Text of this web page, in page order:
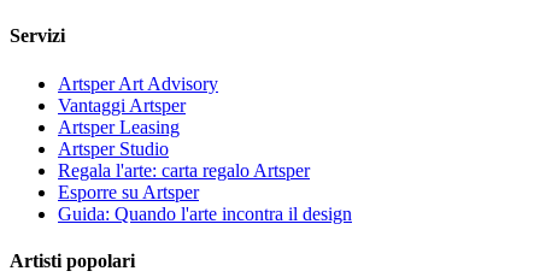
Servizi
Artsper Art Advisory
Vantaggi Artsper
Artsper Leasing
Artsper Studio
Regala l'arte: carta regalo Artsper
Esporre su Artsper
Guida: Quando l'arte incontra il design
Artisti popolari